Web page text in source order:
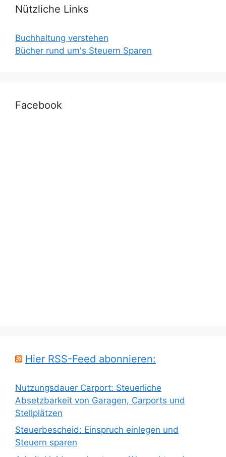
Nützliche Links
Buchhaltung verstehen
Bücher rund um's Steuern Sparen
Facebook
Hier RSS-Feed abonnieren:
Nutzungsdauer Carport: Steuerliche
Absetzbarkeit von Garagen, Carports und
Stellplätzen
Steuerbescheid: Einspruch einlegen und
Steuern sparen